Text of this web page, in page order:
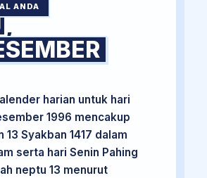
ANDA
harian untuk hari
1996 mencakup
13 Syakban 1417 dalam
serta hari Senin Pahing
neptu 13 menurut